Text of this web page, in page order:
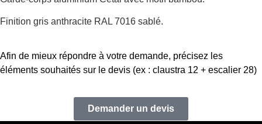
Finition gris anthracite RAL 7016 sablé.
Afin de mieux répondre à votre demande, précisez les
éléments souhaités sur le devis (ex : claustra 12 + escalier 28)
Demander un devis